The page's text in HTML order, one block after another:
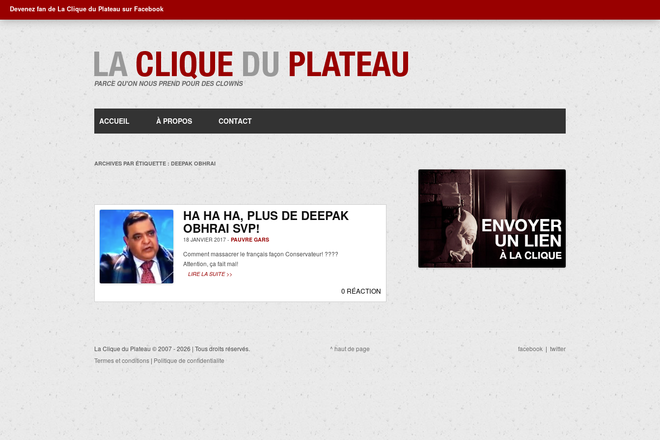
Devenez fan de La Clique du Plateau sur Facebook
PARCE QU'ON NOUS PREND POUR DES CLOWNS
au
ACCUEIL À PROPOS CONTACT
ARCHIVES PAR ÉTIQUETTE : DEEPAK OBHRAI
HA HA HA, PLUS DE DEEPAK
OBHRAI SVP!
18 JANVIER 2017 - PAUVRE GARS
Comment massacrer le français façon Conservateur! ????
Attention, ça fait mal!
LIRE LA SUITE >>
0 RÉACTION
La Clique du Plateau © 2007 - 2026 | Tous droits réservés.
Termes et conditions | Politique de confidentialite
^ haut de page facebook | twitter